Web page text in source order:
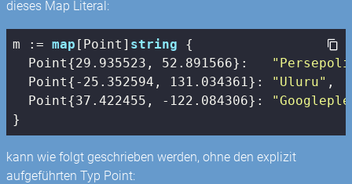
dieses Map Literal:
m := map [Point] string {
  Point{
29.935523 , 52.891566}:
  Point{
-25.352594 , 131.034361 }: "Uluru" ,
  Point{
37.422455 , -122.084306}:
}
kann wie folgt geschrieben werden, ohne den explizit
aufgeführten Typ Point: